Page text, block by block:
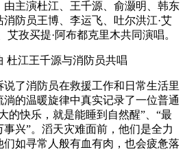
主演杜江、王千源、俞灏明、韩东
防员王博、李运飞、吐尔洪江·艾
艾孜买提·阿布都克里木共同演唱。
了消防员在救援工作和日常生活里
的温暖旋律中真实记录了一位普通
的快乐，就是能睡到自然醒”、“最
兴”。滔天灾难面前，他们是全力
们如寻常人般有血有肉，也会疲惫落